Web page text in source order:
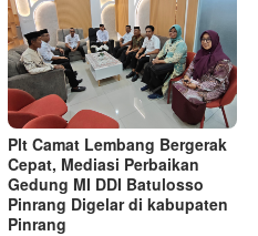
Plt Camat Lembang Bergerak
Cepat, Mediasi Perbaikan
Gedung MI DDI Batulosso
Pinrang Digelar di kabupaten
Pinrang